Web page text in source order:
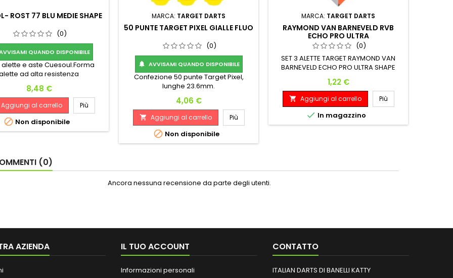
ROST 77 BLU MEDIE SHAPE
(0)
QUANDO DISPONIBILE
alette e aste Cuesoul.Forma
ad alta resistenza
Prezzo
8,48 €
Aggiungi al carrello Più
 Non disponibile
MARCA: TARGET DARTS
50 PUNTE TARGET PIXEL GIALLE FLUO
(0)
 AVVISAMI QUANDO DISPONIBILE
Confezione 50 punte Target Pixel,
lunghe 23.6mm.
Prezzo
4,06 €
 Aggiungi al carrello Più
 Non disponibile
MARCA: TARGET DARTS
RAYMOND VAN BARNEVELD RVB
ECHO PRO ULTRA
(0)
SET 3 ALETTE TARGET RAYMOND VAN
BARNEVELD ECHO PRO ULTRA SHAPE
Prezzo
1,22 €
 Aggiungi al carrello Più
 In magazzino
(0)
Ancora nessuna recensione da parte degli utenti.
AZIENDA IL TUO ACCOUNT
Informazioni personali
CONTATTO
ITALIAN DARTS DI BANELLI KATTY